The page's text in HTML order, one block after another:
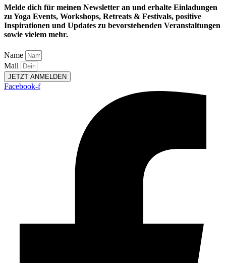
Melde dich für meinen Newsletter an und erhalte Einladungen
zu Yoga Events, Workshops, Retreats & Festivals, positive
Inspirationen und Updates zu bevorstehenden Veranstaltungen
sowie vielem mehr.
Name
Mail
JETZT ANMELDEN
Facebook-f